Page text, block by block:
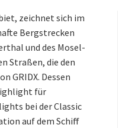
zeichnet sich im
Bergstrecken
und des Mosel-
Straßen, die den
GRIDX. Dessen
für
bei der Classic
auf dem Schiff